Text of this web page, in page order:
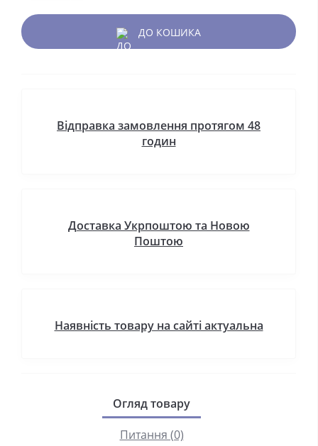
ДО КОШИКА
Відправка замовлення протягом 48
годин
Доставка Укрпоштою та Новою
Поштою
Наявність товару на сайті актуальна
Огляд товару
Питання (0)